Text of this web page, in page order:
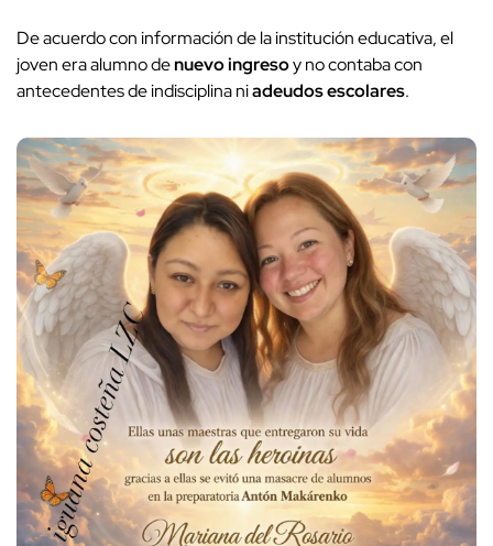
De acuerdo con información de la institución educativa, el
joven era alumno denuevo ingresoy no contaba con
antecedentes de indisciplina niadeudos escolares.